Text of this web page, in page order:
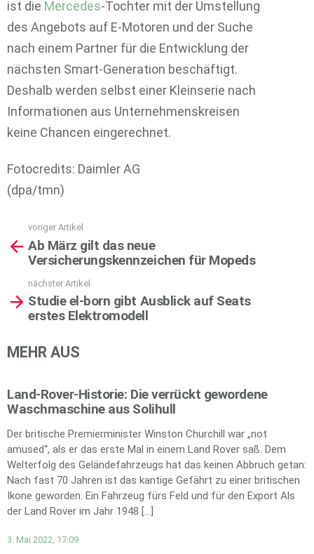
ist die Mercedes-Tochter mit der Umstellung
des Angebots auf E-Motoren und der Suche
nach einem Partner für die Entwicklung der
nächsten Smart-Generation beschäftigt.
Deshalb werden selbst einer Kleinserie nach
Informationen aus Unternehmenskreisen
keine Chancen eingerechnet.
Fotocredits: Daimler AG
(dpa/tmn)
more
voriger Artikel
Ab März gilt das neue
Versicherungskennzeichen für Mopeds
nächster Artikel
Studie el-born gibt Ausblick auf Seats
erstes Elektromodell
MEHR AUS
Land-Rover-Historie: Die verrückt gewordene
Waschmaschine aus Solihull
Der britische Premierminister Winston Churchill war „not
amused“, als er das erste Mal in einem Land Rover saß. Dem
Welterfolg des Geländefahrzeugs hat das keinen Abbruch getan:
Nach fast 70 Jahren ist das kantige Gefährt zu einer britischen
Ikone geworden. Ein Fahrzeug fürs Feld und für den Export Als
der Land Rover im Jahr 1948 […]
3. Mai 2022, 17:09